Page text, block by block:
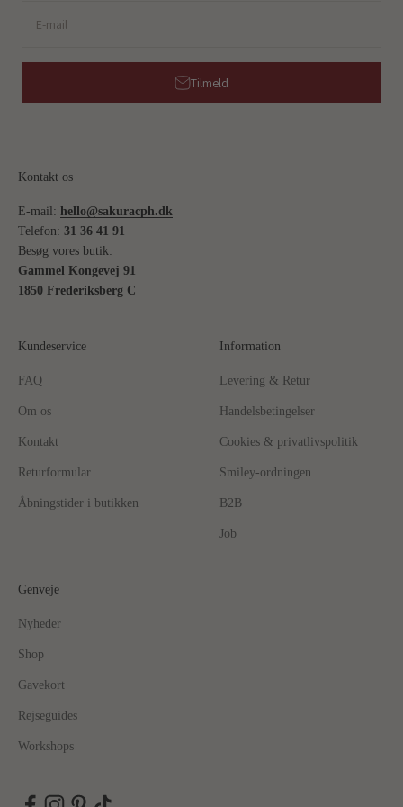
E-mail
Tilmeld
Kontakt os
E-mail: hello@sakuracph.dk
Telefon: 31 36 41 91
Besøg vores butik:
Gammel Kongevej 91
1850 Frederiksberg C
Kundeservice
FAQ
Om os
Kontakt
Returformular
Åbningstider i butikken
Information
Levering & Retur
Handelsbetingelser
Cookies & privatlivspolitik
Smiley-ordningen
B2B
Job
Genveje
Nyheder
Shop
Gavekort
Rejseguides
Workshops